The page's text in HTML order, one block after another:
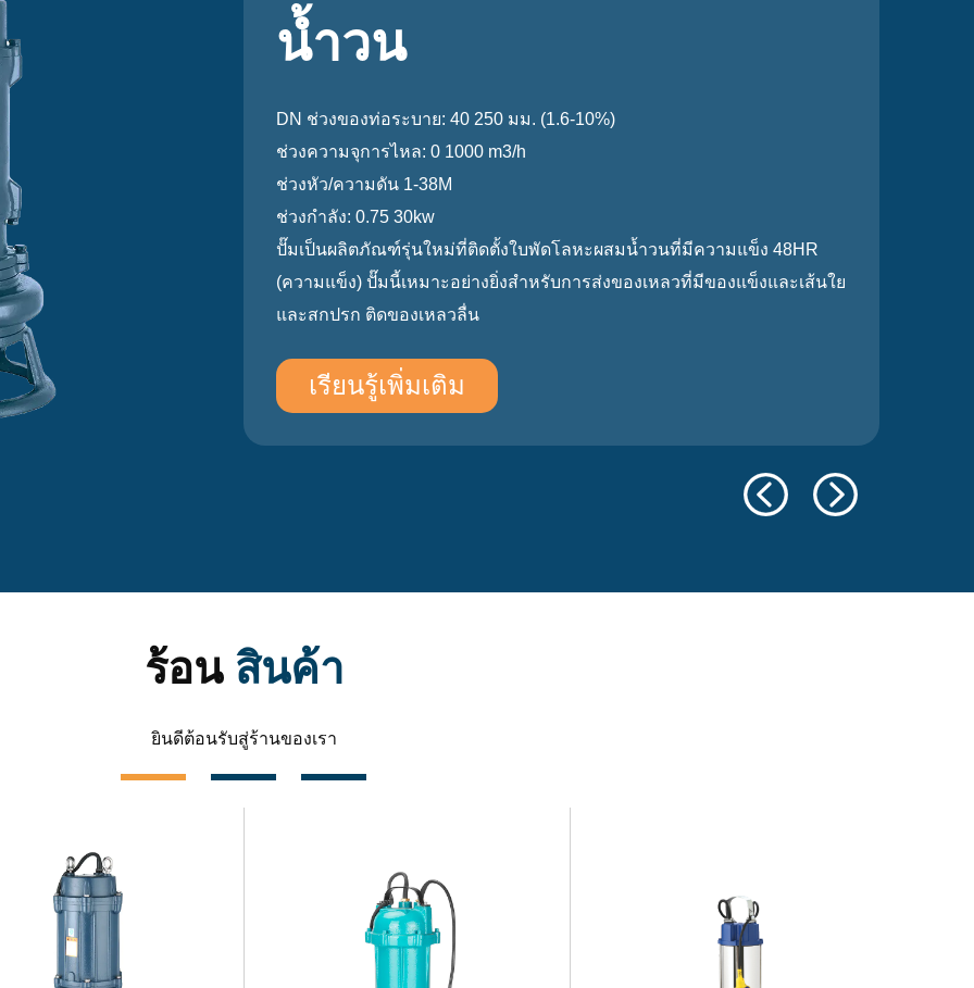
น้ำวน
DN ช่วงของท่อระบาย: 40 250 มม. (1.6-10%)
ช่วงความจุการไหล: 0 1000 m3/h
ช่วงหัว/ความดัน 1-38M
ช่วงกำลัง: 0.75 30kw
ปั๊มเป็นผลิตภัณฑ์รุ่นใหม่ที่ติดตั้งใบพัดโลหะผสมน้ำวนที่มีความแข็ง 48HR
(ความแข็ง) ปั๊มนี้เหมาะอย่างยิ่งสำหรับการส่งของเหลวที่มีของแข็งและเส้นใย
และสกปรก ติดของเหลวลื่น
เรียนรู้เพิ่มเติม
ร้อน สินค้า
ยินดีต้อนรับสู่ร้านของเรา